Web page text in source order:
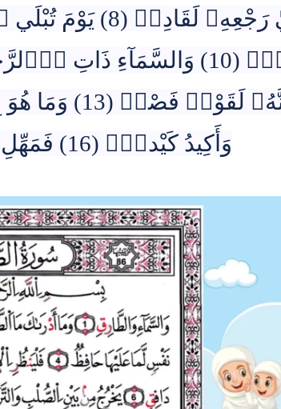
وَأَكِيدُ كَيْداٗۖ (16) فَمَهِّلِ اِ۬لْكَٰفِرِينَ أَمْهِلْهُمْ رُوَيْداَۢۖ (17)